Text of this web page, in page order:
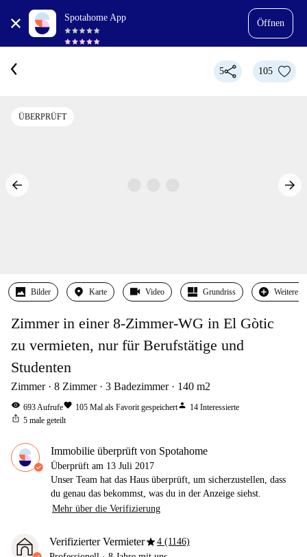
Spotahome App
Öffnen
5 105
ÜBERPRÜFT
Bilder Karte Video Grundriss Weitere
Zimmer in einer 8-Zimmer-WG in El Gòtic
zu vermieten, nur für Berufstätige und
Studenten
Zimmer 8 Zimmer 3 Badezimmer 140 m2
visibility 693Aufrufefavorite 105 Mal als Favorit gespeichertperson 14 Interessierte
ios_share 5 male geteilt
Immobilie überprüft von Spotahome
Überprüft am 13 Juli 2017
Unser Team hat das Haus überprüft, um sicherzustellen, dass
du genau das bekommst, was du in der Anzeige siehst.
Mehr über die Verifizierung
Verifizierter Vermieterstar4 (1146)